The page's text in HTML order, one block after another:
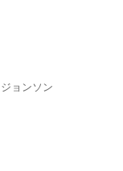
ョンソン